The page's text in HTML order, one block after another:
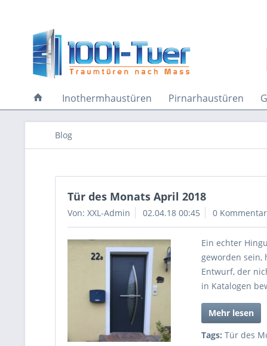
Inothermhaustüren Pirnarhaustüren
Blog
Tür des Monats April 2018
Von: XXL-Admin 02.04.18 00:45 0
Ein echter
geworden sein,
Entwurf, der
in Katalogen
Mehr lesen
Tags: Tür des